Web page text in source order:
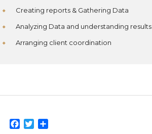
Creating reports & Gathering Data
Analyzing Data and understanding results
Arranging client coordination
Facebook
Twitter